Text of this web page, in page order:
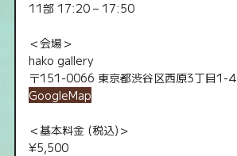
11部 17:20 – 17:50
＜会場＞
hako gallery
〒151-0066 東京都渋谷区西原3丁目1-4
GoogleMap
＜基本料金 (税込)＞
¥5,500